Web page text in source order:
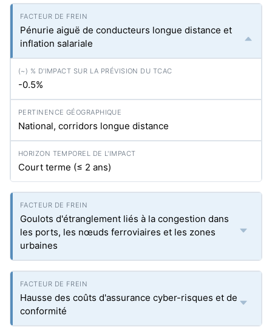
Pénurie aiguë de conducteurs longue distance et
inflation salariale
-0.5%
National, corridors longue distance
Court terme (≤ 2 ans)
Goulots d'étranglement liés à la congestion dans
les ports, les nœuds ferroviaires et les zones
urbaines
Hausse des coûts d'assurance cyber-risques et de
conformité